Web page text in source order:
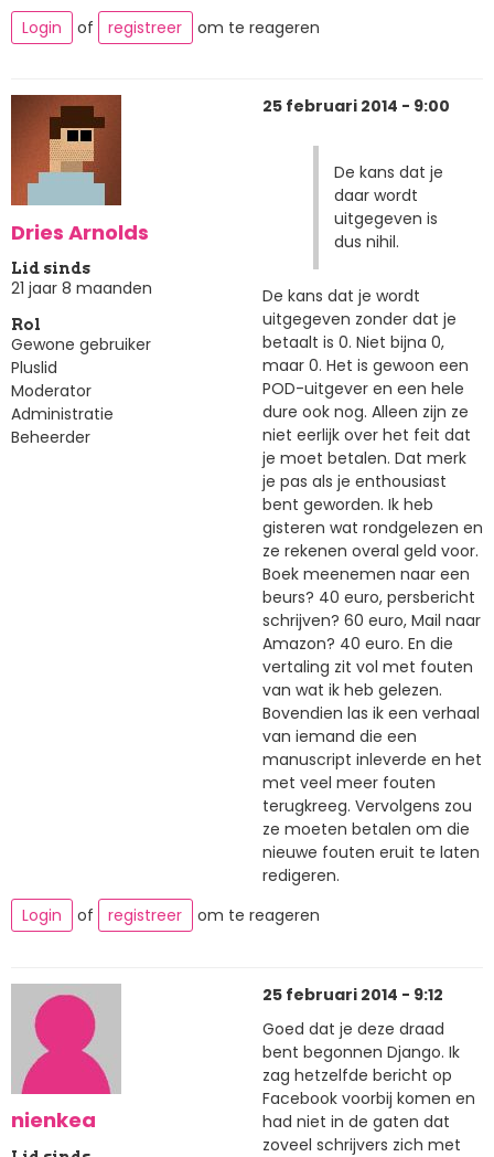
Login
of registreer om te reageren
Dries Arnolds
Lid sinds
21 jaar 8 maanden
Rol
Gewone gebruiker
Pluslid
Moderator
Administratie
Beheerder
25 februari 2014 - 9:00
De kans dat je
daar wordt
uitgegeven is
dus nihil.
De kans dat je wordt
uitgegeven zonder dat je
betaalt is 0. Niet bijna 0,
maar 0. Het is gewoon een
POD-uitgever en een hele
dure ook nog. Alleen zijn ze
niet eerlijk over het feit dat
je moet betalen. Dat merk
je pas als je enthousiast
bent geworden. Ik heb
gisteren wat rondgelezen en
ze rekenen overal geld voor.
Boek meenemen naar een
beurs? 40 euro, persbericht
schrijven? 60 euro, Mail naar
Amazon? 40 euro. En die
vertaling zit vol met fouten
van wat ik heb gelezen.
Bovendien las ik een verhaal
van iemand die een
manuscript inleverde en het
met veel meer fouten
terugkreeg. Vervolgens zou
ze moeten betalen om die
nieuwe fouten eruit te laten
redigeren.
Login
of registreer om te reageren
nienkea
25 februari 2014 - 9:12
Goed dat je deze draad
bent begonnen Django. Ik
zag hetzelfde bericht op
Facebook voorbij komen en
had niet in de gaten dat
zoveel schrijvers zich met